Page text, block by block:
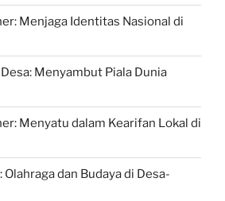
Menjaga Identitas Nasional di
Menyambut Piala Dunia
Menyatu dalam Kearifan Lokal di
Olahraga dan Budaya di Desa-